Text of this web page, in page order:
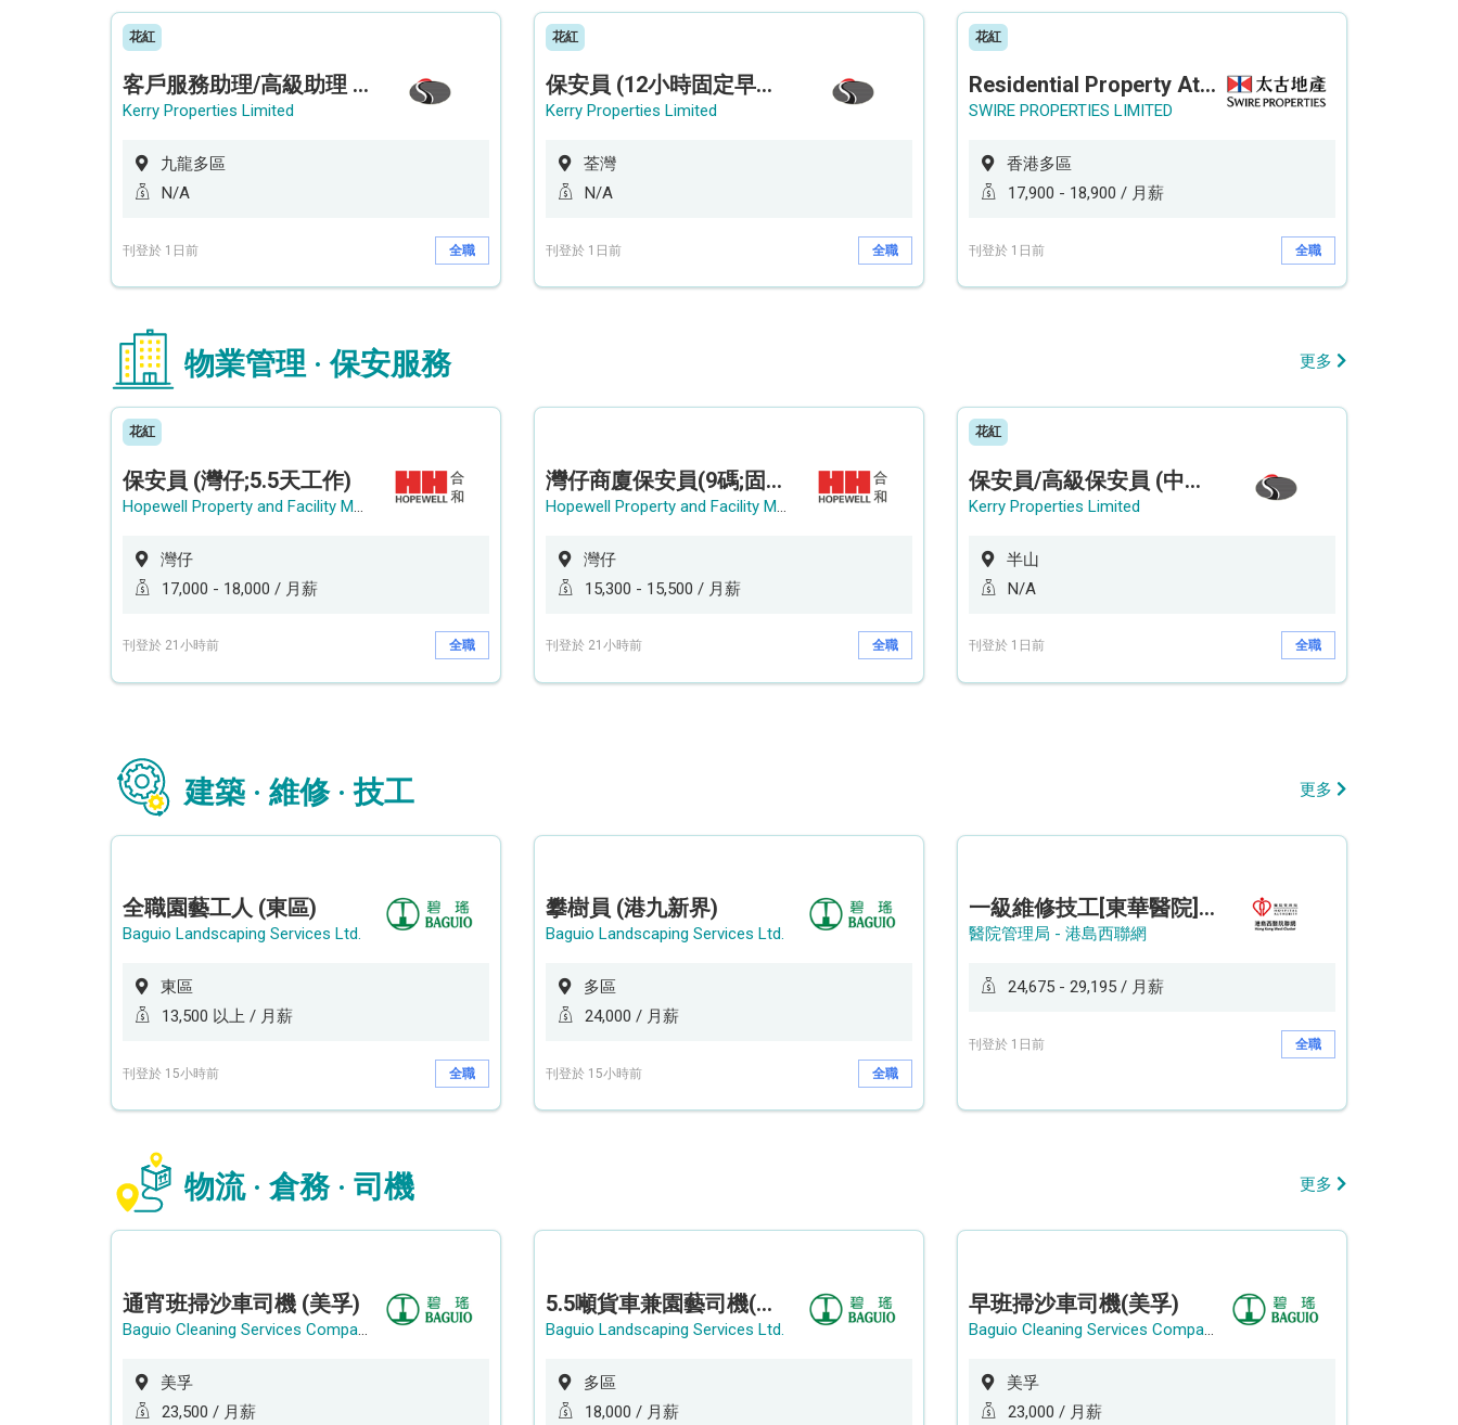
花紅
客戶服務助理/高級助理 (何文田住宅)
Kerry Properties Limited
九龍多區
N/A
刊登於 1日前 全職
花紅
保安員 (12小時固定早更/夜更) (荃灣深井住宅|設穿梭巴士)
Kerry Properties Limited
荃灣
N/A
刊登於 1日前 全職
花紅
Residential Property Attendant 住宅物業管理員
SWIRE PROPERTIES LIMITED
香港多區
17,900 - 18,900 / 月薪
刊登於 1日前 全職
物業管理 · 保安服務 更多
花紅
保安員 (灣仔;5.5天工作)
Hopewell Property and Facility Management Ltd. 合和物業及設施管理有限公司
灣仔
17,000 - 18,000 / 月薪
刊登於 21小時前 全職
灣仔商廈保安員(9碼;固定中班)
Hopewell Property and Facility Management Ltd. 合和物業及設施管理有限公司
灣仔
15,300 - 15,500 / 月薪
刊登於 21小時前 全職
花紅
保安員/高級保安員 (中環半山住宅 - 9/12小時)
Kerry Properties Limited
半山
N/A
刊登於 1日前 全職
建築 · 維修 · 技工 更多
全職園藝工人 (東區)
Baguio Landscaping Services Ltd.
東區
13,500 以上 / 月薪
刊登於 15小時前 全職
攀樹員 (港九新界)
Baguio Landscaping Services Ltd.
多區
24,000 / 月薪
刊登於 15小時前 全職
一級維修技工[東華醫院] - (參考編號: HKIC202608103)
醫院管理局 - 港島西聯網
24,675 - 29,195 / 月薪
刊登於 1日前 全職
物流 · 倉務 · 司機 更多
通宵班掃沙車司機 (美孚)
Baguio Cleaning Services Company Limited
美孚
23,500 / 月薪
5.5噸貨車兼園藝司機(港九新界)
Baguio Landscaping Services Ltd.
多區
18,000 / 月薪
早班掃沙車司機(美孚)
Baguio Cleaning Services Company Limited
美孚
23,000 / 月薪